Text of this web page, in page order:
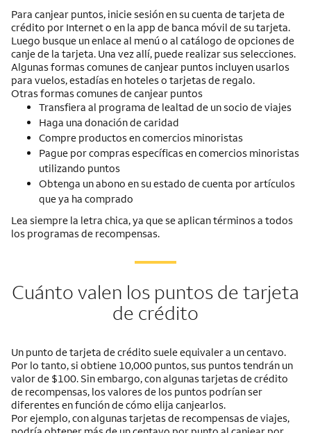
Para canjear puntos, inicie sesión en su cuenta de tarjeta de
crédito por Interneto en la app de banca móvil de su tarjeta.
Luego busque un enlace al menú o al catálogo de opciones de
canje de la tarjeta. Una vez allí, puede realizar sus selecciones.
Algunas formas comunes de canjear puntos incluyen usarlos
para vuelos, estadías en hoteles o tarjetas de regalo.
Otras formas comunes de canjear puntos
Transfiera al programa de lealtad de un socio de viajes
Haga una donación de caridad
Compre productos en comercios minoristas
Pague por compras específicas en comercios minoristas
utilizando puntos
Obtenga un abono en su estado de cuenta por artículos
que ya ha comprado
Lea siempre la letra chica, ya que se aplican términos a todos
los programas de recompensas.
Cuánto valen los puntos de tarjeta
de crédito
Un punto de tarjeta de crédito suele equivaler a un centavo.
Por lo tanto, si obtiene 10,000 puntos, sus puntos tendrán un
valor de $100. Sin embargo, con algunas tarjetas de crédito
de recompensas, los valores de los puntos podrían ser
diferentes en función de cómo elija canjearlos.
Por ejemplo, con algunas tarjetas de recompensas de viajes,